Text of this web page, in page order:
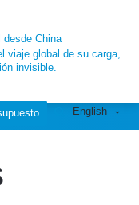
desde China
viaje global de su carga,
invisible.
English